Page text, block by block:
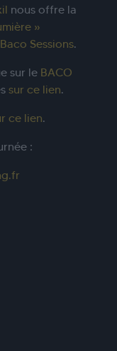
nous offre la
»
Baco Sessions.
sur le BACO
sur ce lien.
ce lien.
: